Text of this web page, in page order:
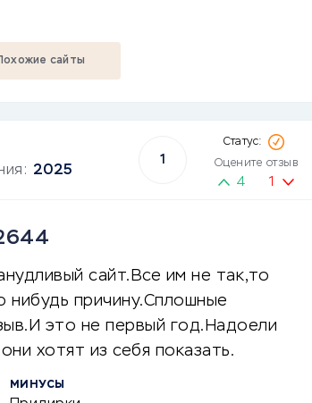
сайты
2025
1 Оцените отзыв
4 1
сайт.Все им не так,то
причину.Сплошные
это не первый год.Надоели
хотят из себя показать.
МИНУСЫ